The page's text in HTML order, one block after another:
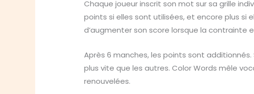
Chaque joueur inscrit son mot sur sa grille
points si elles sont utilisées, et encore plus si
d’augmenter son score lorsque la contrainte
Après 6 manches, les points sont
plus vite que les autres. Color Words mêle
renouvelées.